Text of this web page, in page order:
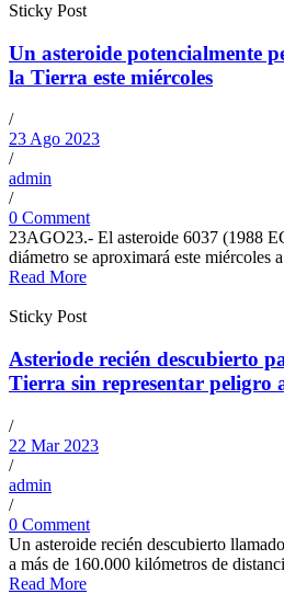
Sticky Post
Un asteroide potencialmente
la Tierra este miércoles
/
23 Ago 2023
/
admin
/
0 Comment
23AGO23.- El asteroide 6037 (1988
diámetro se aproximará este miércoles
Read More
Sticky Post
Asteriode recién descubierto
Tierra sin representar peligro
/
22 Mar 2023
/
admin
/
0 Comment
Un asteroide recién descubierto
a más de 160.000 kilómetros de
Read More